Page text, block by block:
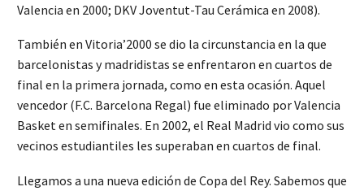
Valencia en 2000; DKV Joventut-Tau Cerámica en 2008).
También en Vitoria’2000 se dio la circunstancia en la que
barcelonistas y madridistas se enfrentaron en cuartos de
final en la primera jornada, como en esta ocasión. Aquel
vencedor (F.C. Barcelona Regal) fue eliminado por Valencia
Basket en semifinales. En 2002, el Real Madrid vio como sus
vecinos estudiantiles les superaban en cuartos de final.
Llegamos a una nueva edición de Copa del Rey. Sabemos que